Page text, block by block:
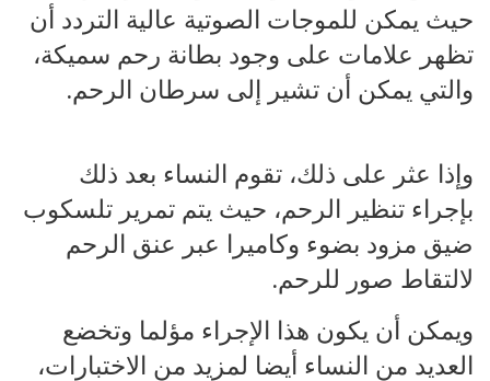
حيث يمكن للموجات الصوتية عالية التردد أن
تظهر علامات على وجود بطانة رحم سميكة،
والتي يمكن أن تشير إلى سرطان الرحم.
وإذا عثر على ذلك، تقوم النساء بعد ذلك
بإجراء تنظير الرحم، حيث يتم تمرير تلسكوب
ضيق مزود بضوء وكاميرا عبر عنق الرحم
لالتقاط صور للرحم.
ويمكن أن يكون هذا الإجراء مؤلما وتخضع
العديد من النساء أيضا لمزيد من الاختبارات،